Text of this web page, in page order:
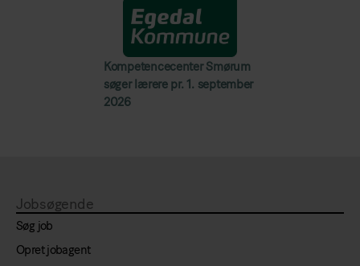
Kompetencecenter Smørum
søger lærere pr. 1. september
2026
Jobsøgende
Søg job
Opret jobagent